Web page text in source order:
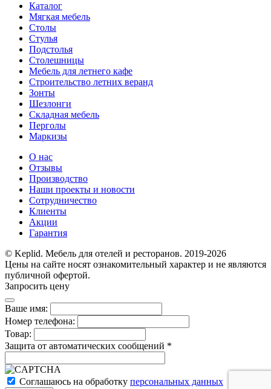
Каталог
Мягкая мебель
Столы
Стулья
Подстолья
Столешницы
Мебель для летнего кафе
Строительство летних веранд
Зонты
Шезлонги
Складная мебель
Перголы
Маркизы
О нас
Отзывы
Производство
Наши проекты и новости
Сотрудничество
Клиенты
Акции
Гарантия
© Keplid. Мебель для отелей и ресторанов. 2019-2026
Цены на сайте носят ознакомительный характер и не являются
публичной офертой.
Запросить цену
Ваше имя:
Номер телефона:
Товар:
Защита от автоматических сообщений *
Соглашаюсь на обработку персональных данных